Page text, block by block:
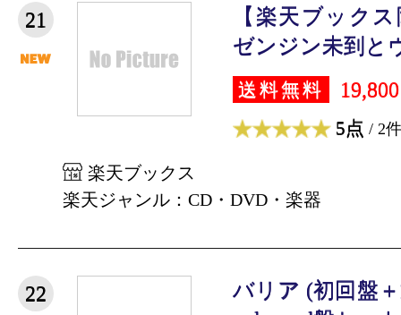
21
【楽天ブック
ゼンジン未到と
送料無料
5点 / 2件
楽天ブックス
楽天ジャンル：CD・DVD・楽器
22
バリア (初回盤